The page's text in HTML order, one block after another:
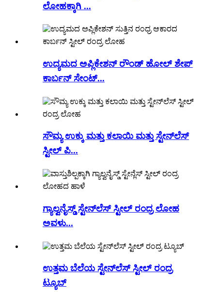
ಲೋಹಕ್ಕಾಗಿ ...
ಉದ್ಯಮದ ಅಪ್ಲಿಕೇಶನ್ ರೌಂಡ್ ಹೋಲ್ ಶೇಪ್
ಕಾರ್ಬನ್ ಸೇಂಟ್...
ಸೌಮ್ಯ ಉಕ್ಕು ಮತ್ತು ಕಲಾಯಿ ಮತ್ತು ಸ್ಟೇನ್‌ಲೆಸ್
ಸ್ಟೀಲ್ ಪಿ...
ಗ್ಯಾಲ್ವನೈಸ್ಡ್ ಸ್ಟೇನ್‌ಲೆಸ್ ಸ್ಟೀಲ್ ರಂದ್ರ ಲೋಹ
ಅವಳು...
ಉತ್ತಮ ಬೆಲೆಯ ಸ್ಟೇನ್‌ಲೆಸ್ ಸ್ಟೀಲ್ ರಂದ್ರ
ಟ್ಯೂಬ್